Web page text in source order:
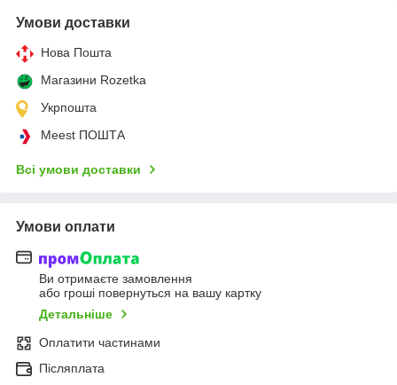
Умови доставки
Нова Пошта
Магазини Rozetka
Укрпошта
Meest ПОШТА
Всі умови доставки
Умови оплати
Ви отримаєте замовлення
або гроші повернуться на вашу картку
Детальніше
Оплатити частинами
Післяплата